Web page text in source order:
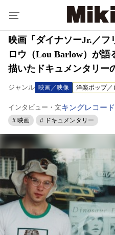
映画「ダイナソーJr.／フ
ロウ（Lou Barlow）が語
描いたドキュメンタリー
ジャンル 映画／映像 洋楽ポップ／
インタビュー・文キングレコード
# 映画 # ドキュメンタリー